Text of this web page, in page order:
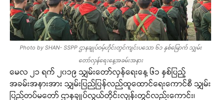
Photo by SHAN- SSPP ဌာနချုပ်ဝမ့်ဟိုင်းတွင်ကျင်းပသော ၆၁ နှစ်မြောက် သျှမ်း
တော်လှန်ရေးနေ့အခမ်းအနား
မေလ ၂၁ ရက် ၂၀၁၉ သျှမ်းတော်လှန်ရေးနေ့ ၆၁ နှစ်ပြည့်
အခမ်းအနားအား သျှမ်းပြည်ပြန်လည်ထူထောင်ရေးကောင်စီ သျှမ်း
ပြည်တပ်မတော် ဌာနချုပ်လွယ်တိုင်းလျန်းတွင်လည်းကောင်း၊